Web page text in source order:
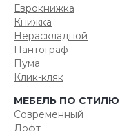
Еврокнижка
Книжка
Нераскладной
Пантограф
Пума
Клик-кляк
МЕБЕЛЬ ПО СТИЛЮ
Современный
Лофт